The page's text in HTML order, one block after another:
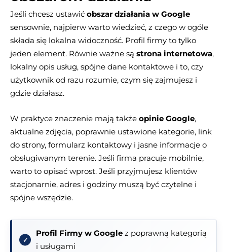
Jeśli chcesz ustawić obszar działania w Google
sensownie, najpierw warto wiedzieć, z czego w ogóle
składa się lokalna widoczność. Profil firmy to tylko
jeden element. Równie ważne są strona internetowa,
lokalny opis usług, spójne dane kontaktowe i to, czy
użytkownik od razu rozumie, czym się zajmujesz i
gdzie działasz.
W praktyce znaczenie mają także opinie Google,
aktualne zdjęcia, poprawnie ustawione kategorie, link
do strony, formularz kontaktowy i jasne informacje o
obsługiwanym terenie. Jeśli firma pracuje mobilnie,
warto to opisać wprost. Jeśli przyjmujesz klientów
stacjonarnie, adres i godziny muszą być czytelne i
spójne wszędzie.
Profil Firmy w Google z poprawną kategorią
i usługami